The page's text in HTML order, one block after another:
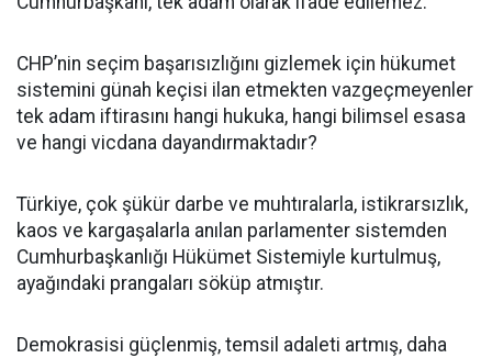
CHP’nin seçim başarısızlığını gizlemek için hükumet
sistemini günah keçisi ilan etmekten vazgeçmeyenler
tek adam iftirasını hangi hukuka, hangi bilimsel esasa
ve hangi vicdana dayandırmaktadır?
Türkiye, çok şükür darbe ve muhtıralarla, istikrarsızlık,
kaos ve kargaşalarla anılan parlamenter sistemden
Cumhurbaşkanlığı Hükümet Sistemiyle kurtulmuş,
ayağındaki prangaları söküp atmıştır.
Demokrasisi güçlenmiş, temsil adaleti artmış, daha